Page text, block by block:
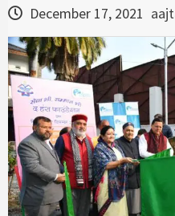
December 17, 2021